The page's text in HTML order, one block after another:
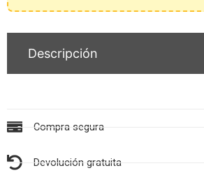
Descripción
Compra segura
Devolución gratuita